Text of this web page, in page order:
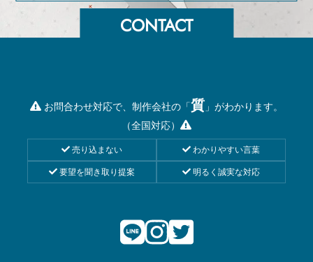
お問合わせ対応で、制作会社の「質 」がわかります。
（全国対応）
売り込まない わかりやすい言葉
要望を聞き取り提案 明るく誠実な対応